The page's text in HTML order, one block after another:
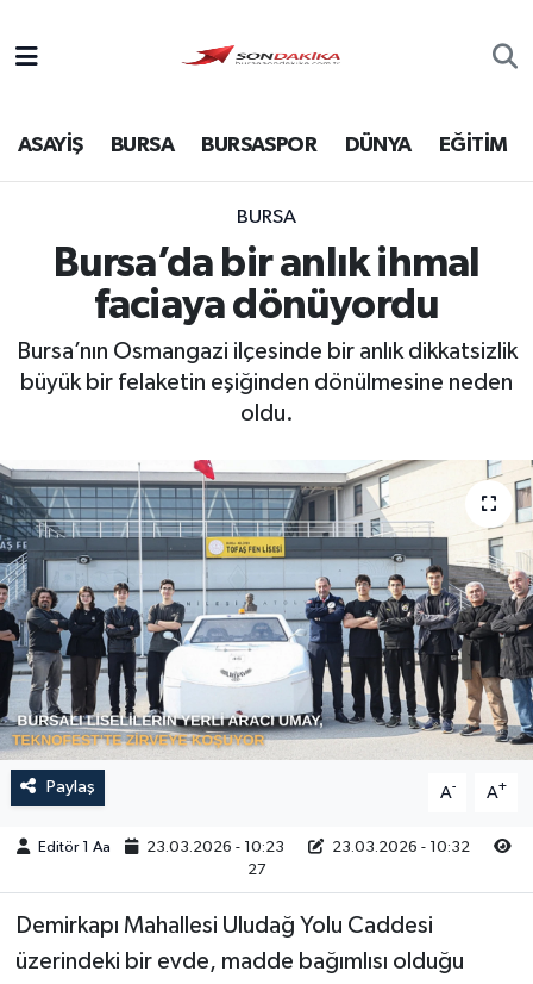
ASAYİŞ BURSA BURSASPOR DÜNYA EĞİTİM
BURSA
Bursa’da bir anlık ihmal
faciaya dönüyordu
Bursa’nın Osmangazi ilçesinde bir anlık dikkatsizlik
büyük bir felaketin eşiğinden dönülmesine neden
oldu.
Paylaş A- A+
Editör 1 Aa 23.03.2026 - 10:23
23.03.2026 - 10:32
27
Demirkapı Mahallesi Uludağ Yolu Caddesi
üzerindeki bir evde, madde bağımlısı olduğu
Bursa
Ekonomi
Genel
Magazin
Siyaset
Spor
Türkiye